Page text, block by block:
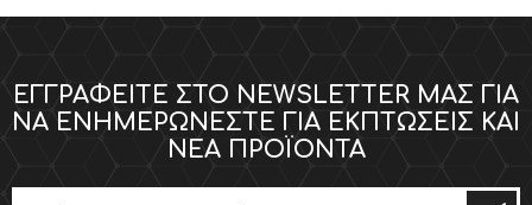
ΕΓΓΡΑΦΕΊΤΕ ΣΤΟ NEWSLETTER ΜΑΣ ΓΙΑ
ΝΑ ΕΝΗΜΕΡΏΝΕΣΤΕ ΓΙΑ ΕΚΠΤΏΣΕΙΣ ΚΑΙ
ΝΈΑ ΠΡΟΪΌΝΤΑ